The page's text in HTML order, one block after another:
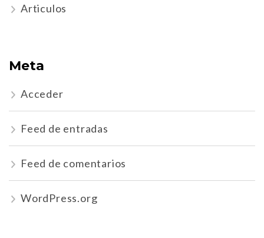
Articulos
Meta
Acceder
Feed de entradas
Feed de comentarios
WordPress.org